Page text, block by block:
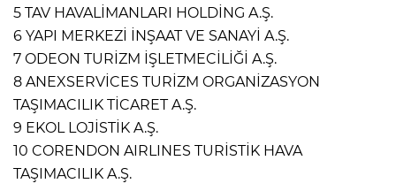
5 TAV HAVALİMANLARI HOLDİNG A.Ş.
6 YAPI MERKEZİ İNŞAAT VE SANAYİ A.Ş.
7 ODEON TURİZM İŞLETMECİLİĞİ A.Ş.
8 ANEXSERVİCES TURİZM ORGANİZASYON
TAŞIMACILIK TİCARET A.Ş.
9 EKOL LOJİSTİK A.Ş.
10 CORENDON AIRLINES TURİSTİK HAVA
TAŞIMACILIK A.Ş.